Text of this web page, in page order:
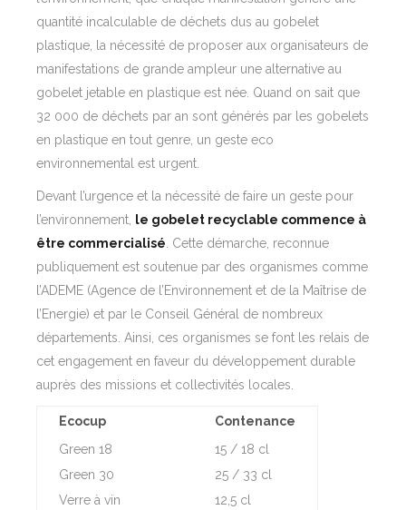
quantité incalculable de déchets dus au gobelet
plastique, la nécessité de proposer aux organisateurs de
manifestations de grande ampleur une alternative au
gobelet jetable en plastique est née. Quand on sait que
32 000 de déchets par an sont générés par les gobelets
en plastique en tout genre, un geste eco
environnemental est urgent.
Devant l’urgence et la nécessité de faire un geste pour
l’environnement,
le gobelet recyclable commence à
être commercialisé . Cette démarche, reconnue
publiquement est soutenue par des organismes comme
l’ADEME (Agence de l’Environnement et de la Maîtrise de
l’Energie) et par le Conseil Général de nombreux
départements. Ainsi, ces organismes se font les relais de
cet engagement en faveur du développement durable
auprès des missions et collectivités locales.
Ecocup
Contenance
Green 18
15 / 18 cl
Green 30
25 / 33 cl
Verre à vin
12,5 cl